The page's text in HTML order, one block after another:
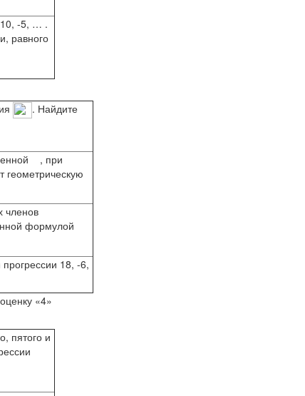
10, -5, … .
равного
. Найдите
, при
геометрическую
членов
формулой
18, -6,
«4»
пятого и